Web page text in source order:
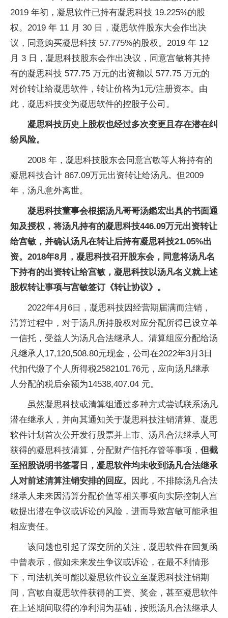
2019 年初，凝思软件已持有凝思科技 19.225%的股
权。2019 年 11 月 30 日，凝思软件股东大会作出决
议，同意购买凝思科技 57.775%的股权。2019 年 12
月 3 日，凝思科技股东会作出决议，同意宫敏将其持
有的凝思科技 577.75 万元的出资额以 577.75 万元的
对价转让给凝思软件，转让价格为1元/注册资本。由
此，凝思科技变为凝思软件的控股子公司。
凝思科技历史上股权也经过多次变更且存在潜在纠
纷风险。
2008 年，凝思科技股东会同意宫敏等人将持有的
凝思科技合计 867.09万元出资转让给汤凡。但2009
年，汤凡意外离世。
凝思科技董事会根据汤凡哥哥汤鑑宏出具的书面通
知及授权，将汤凡持有的凝思科技446.09万元出资转让
给宫敏，并确认汤凡在转让后持有凝思科技21.05%出
资。2018年8月，凝思科技召开股东会，同意将汤凡名
下持有的出资转让给宫敏，凝思科技以汤凡名义就上述
股权转让事项与宫敏签订《转让协议》。
2022年4月6日，凝思科技因经营期届满而注销，
清算过程中，对于汤凡所持股权对应分配所得已设立单
一信托，受益人为汤凡合法继承人。清算组应分配给汤
凡继承人17,120,508.80元现金，公司在2022年3月3日
代扣代缴了个人所得税2582101.76元，应向汤凡继承
人分配的税后余额为14538,407.04 元。
虽然凝思科技或清算组通过多种方式尝试联系汤凡
潜在继承人，并向其通知关于凝思科技注销清算、凝思
软件计划首次公开发行股票并上市、汤凡合法继承人可
获得的凝思科技清算，分配财产信托存管等事项， 但截
至招股说明书签署日，凝思软件均未收到汤凡合法继承
人对前述清算注销安排的回应。
因此，不排除汤凡合法
继承人未来因清算分配价值等相关事项向实际控制人宫
敏提出潜在争议或诉讼的风险，进而导致宫敏可能承担
相应责任。
该问题也引起了深交所的关注，凝思软件在回复函
中曾表示，假如未来发生争议或诉讼，在最不利情形
下，司法机关可能以凝思软件设立至凝思科技注销期
间，宫敏自凝思软件获得的工资、奖金，甚至凝思软件
在上述期间取得的净利润为基础，按照汤凡合法继承人